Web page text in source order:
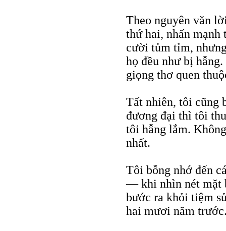
Theo nguyên văn
thứ hai, nhấn mạnh
cười tủm tỉm,
họ đều như bị
giọng thơ quen
Tất nhiên, tôi cũng
đương đại thì tôi
tôi hẫng lắm.
nhất.
Tôi bỗng nhớ đến
— khi nhìn nét mặt
bước ra khỏi tiệm
hai mươi năm